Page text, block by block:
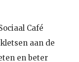
Café
aan de
en beter